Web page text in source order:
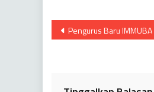
Navigasi
Pengurus Baru IMMUBA Periode 2023-2025 Resmi Dilantik